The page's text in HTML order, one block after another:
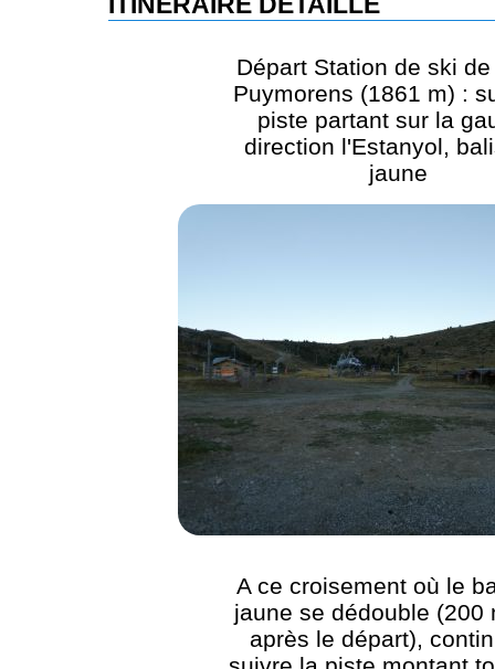
Départ Station de ski
Puymorens (1861 m) :
piste partant sur la
direction l'Estanyol,
jaune
A ce croisement où le
jaune se dédouble (200
après le départ),